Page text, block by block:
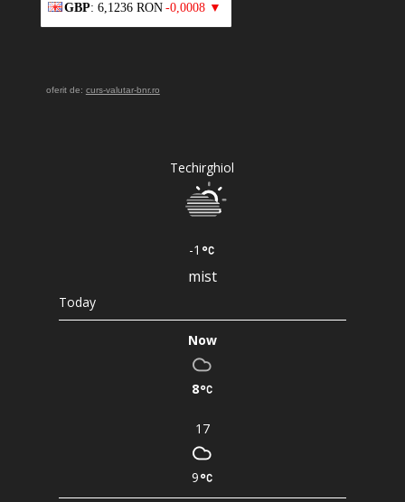
GBP: 6,1236 RON -0,0008 ▼
oferit de: curs-valutar-bnr.ro
Techirghiol
-1
mist
Today
Now
8
17
9